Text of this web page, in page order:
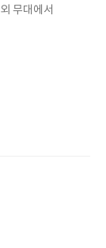
무대에서